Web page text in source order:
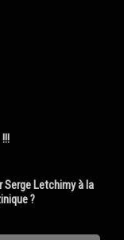
Serge Letchimy à la
?